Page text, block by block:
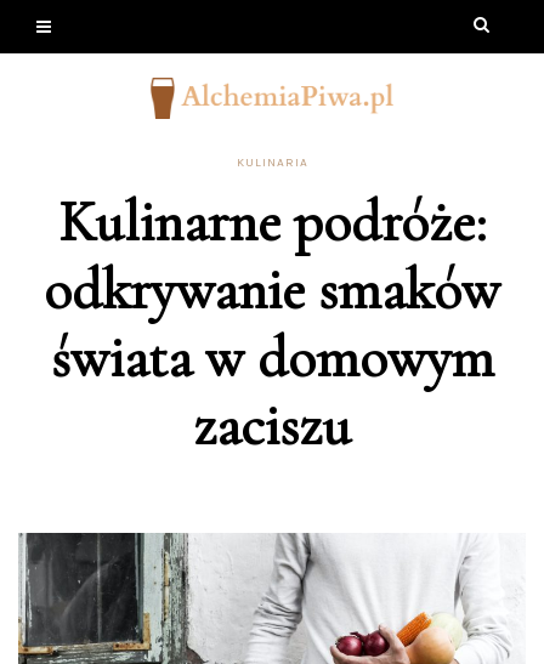
KULINARIA
Kulinarne podróże:
odkrywanie smaków
świata w domowym
zaciszu